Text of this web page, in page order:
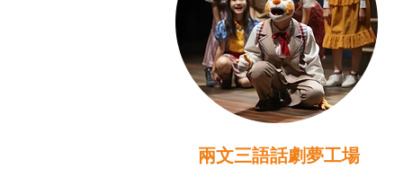
兩文三語話劇夢工場